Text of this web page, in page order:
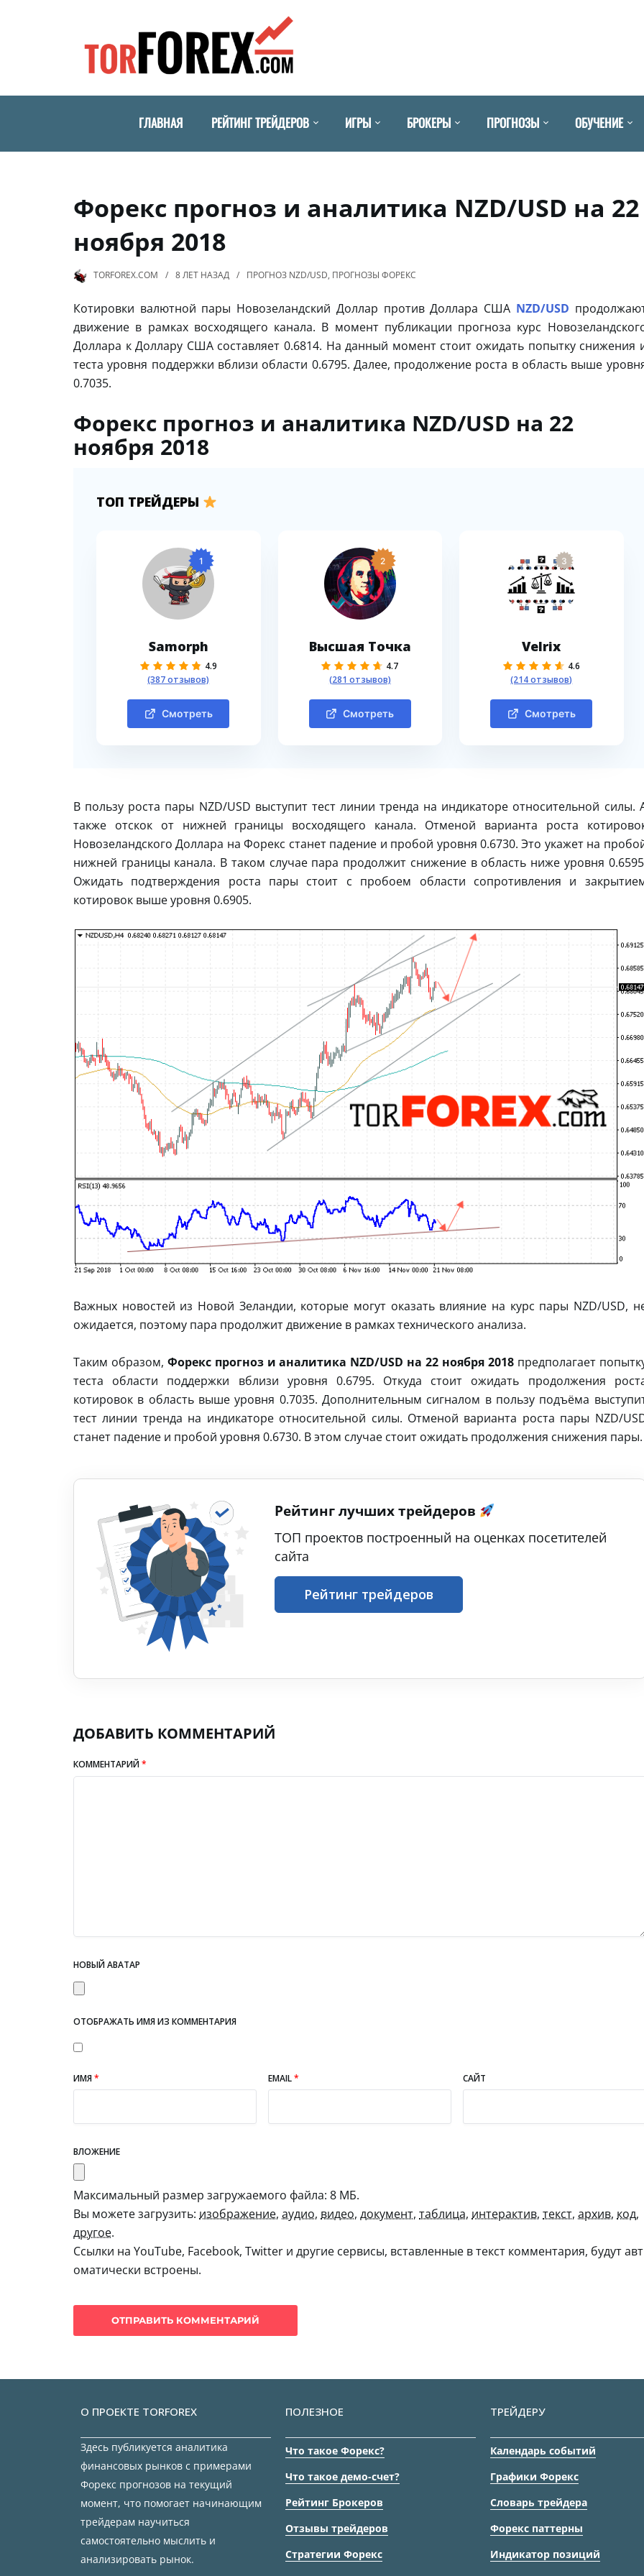
ГЛАВНАЯ РЕЙТИНГ ТРЕЙДЕРОВ ИГРЫ БРОКЕРЫ ПРОГНОЗЫ ОБУЧЕНИЕ
Форекс прогноз и аналитика NZD/USD на 22
ноября 2018
TORFOREX.COM 8 ЛЕТ НАЗАД ПРОГНОЗ NZD/USD, ПРОГНОЗЫ ФОРЕКС
Котировки валютной пары Новозеландский Доллар против Доллара США NZD/USD
движение в рамках восходящего канала. В момент публикации прогноза курс
Доллара к Доллару США составляет 0.6814. На данный момент стоит ожидать попытку снижения
теста уровня поддержки вблизи области 0.6795. Далее, продолжение роста в область выше
0.7035.
Форекс прогноз и аналитика NZD/USD на 22
ноября 2018
ТОП ТРЕЙДЕРЫ
1
Samorph
4.9
(387 отзывов)
Смотреть
2
Высшая Точка
4.7
(281 отзывов)
Смотреть
3
Velrix
4.6
(214 отзывов)
Смотреть
В пользу роста пары NZD/USD выступит тест линии тренда на индикаторе относительной силы.
также отскок от нижней границы восходящего канала. Отменой варианта роста
Новозеландского Доллара на Форекс станет падение и пробой уровня 0.6730. Это укажет на
нижней границы канала. В таком случае пара продолжит снижение в область ниже уровня
Ожидать подтверждения роста пары стоит с пробоем области сопротивления и
котировок выше уровня 0.6905.
Важных новостей из Новой Зеландии, которые могут оказать влияние на курс пары NZD/USD,
ожидается, поэтому пара продолжит движение в рамках технического анализа.
Таким образом, Форекс прогноз и аналитика NZD/USD на 22 ноября 2018предполагает
теста области поддержки вблизи уровня 0.6795. Откуда стоит ожидать продолжения
котировок в область выше уровня 0.7035. Дополнительным сигналом в пользу подъёма
тест линии тренда на индикаторе относительной силы. Отменой варианта роста пары NZD/
станет падение и пробой уровня 0.6730. В этом случае стоит ожидать продолжения снижения пары.
Рейтинг лучших трейдеров
ТОП проектов построенный на оценках посетителей
сайта
Рейтинг трейдеров
ДОБАВИТЬ КОММЕНТАРИЙ
КОММЕНТАРИЙ*
НОВЫЙ АВАТАР
ОТОБРАЖАТЬ ИМЯ ИЗ КОММЕНТАРИЯ
ИМЯ* EMAIL* САЙТ
ВЛОЖЕНИЕ
Максимальный размер загружаемого файла: 8 МБ.
Вы можете загрузить: изображение, аудио, видео, документ, таблица, интерактив, текст, архив, код,
другое.
Ссылки на YouTube, Facebook, Twitter и другие сервисы, вставленные в текст комментария, будут авт
оматически встроены.
О ПРОЕКТЕ TORFOREX
Здесь публикуется аналитика
финансовых рынков с примерами
Форекс прогнозов на текущий
момент, что помогает начинающим
трейдерам научиться
самостоятельно мыслить и
анализировать рынок.
ПОЛЕЗНОЕ
Что такое Форекс?
Что такое демо-счет?
Рейтинг Брокеров
Отзывы трейдеров
Стратегии Форекс
ТРЕЙДЕРУ
Календарь событий
Графики Форекс
Словарь трейдера
Форекс паттерны
Индикатор позиций